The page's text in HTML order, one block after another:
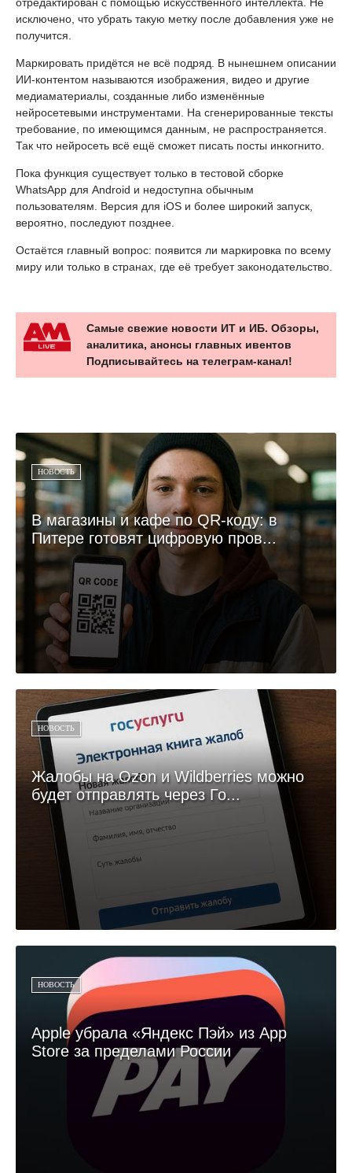
отредактирован с помощью искусственного интеллекта. Не
исключено, что убрать такую метку после добавления уже не
получится.
Маркировать придётся не всё подряд. В нынешнем описании
ИИ-контентом называются изображения, видео и другие
медиаматериалы, созданные либо изменённые
нейросетевыми инструментами. На сгенерированные тексты
требование, по имеющимся данным, не распространяется.
Так что нейросеть всё ещё сможет писать посты инкогнито.
Пока функция существует только в тестовой сборке
WhatsApp для Android и недоступна обычным
пользователям. Версия для iOS и более широкий запуск,
вероятно, последуют позднее.
Остаётся главный вопрос: появится ли маркировка по всему
миру или только в странах, где её требует законодательство.
Самые свежие новости ИТ и ИБ. Обзоры,
аналитика, анонсы главных ивентов
Подписывайтесь на телеграм-канал!
НОВОСТЬ
В магазины и кафе по QR-коду: в
Питере готовят цифровую пров...
НОВОСТЬ
Жалобы на Ozon и Wildberries можно
будет отправлять через Го...
НОВОСТЬ
Apple убрала «Яндекс Пэй» из App
Store за пределами России